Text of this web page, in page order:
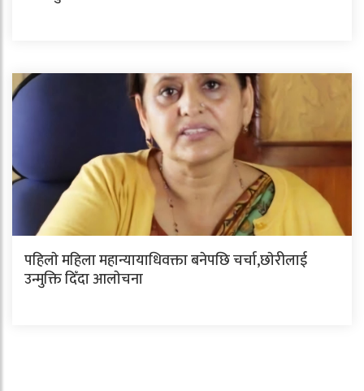
पहिलाे महिला महान्यायाधिवक्ता बनेपछि चर्चा,छाेरीलाई
उन्मुक्ति दिँदा आलाेचना